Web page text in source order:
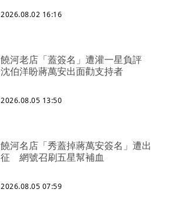
2026.08.02 16:16
饒河老店「蓋簽名」遭灌一星負評
沈伯洋盼蔣萬安出面勸支持者
2026.08.05 13:50
饒河名店「秀蓋掉蔣萬安簽名」遭出
征 網號召刷五星幫補血
2026.08.05 07:59